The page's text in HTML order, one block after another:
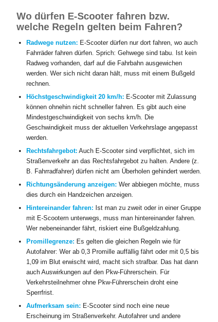
Wo dürfen E-Scooter fahren bzw.
welche Regeln gelten beim Fahren?
Radwege nutzen: E-Scooter dürfen nur dort fahren, wo auch
Fahrräder fahren dürfen. Sprich: Gehwege sind tabu. Ist kein
Radweg vorhanden, darf auf die Fahrbahn ausgewichen
werden. Wer sich nicht daran hält, muss mit einem Bußgeld
rechnen.
Höchstgeschwindigkeit 20 km/h: E-Scooter mit Zulassung
können ohnehin nicht schneller fahren. Es gibt auch eine
Mindestgeschwindigkeit von sechs km/h. Die
Geschwindigkeit muss der aktuellen Verkehrslage angepasst
werden.
Rechtsfahrgebot: Auch E-Scooter sind verpflichtet, sich im
Straßenverkehr an das Rechtsfahrgebot zu halten. Andere (z.
B. Fahrradfahrer) dürfen nicht am Überholen gehindert werden.
Richtungsänderung anzeigen: Wer abbiegen möchte, muss
dies durch ein Handzeichen anzeigen.
Hintereinander fahren: Ist man zu zweit oder in einer Gruppe
mit E-Scootern unterwegs, muss man hintereinander fahren.
Wer nebeneinander fährt, riskiert eine Bußgeldzahlung.
Promillegrenze: Es gelten die gleichen Regeln wie für
Autofahrer: Wer ab 0,3 Promille auffällig fährt oder mit 0,5 bis
1,09 im Blut erwischt wird, macht sich strafbar. Das hat dann
auch Auswirkungen auf den Pkw-Führerschein. Für
Verkehrsteilnehmer ohne Pkw-Führerschein droht eine
Sperrfrist.
Aufmerksam sein: E-Scooter sind noch eine neue
Erscheinung im Straßenverkehr. Autofahrer und andere